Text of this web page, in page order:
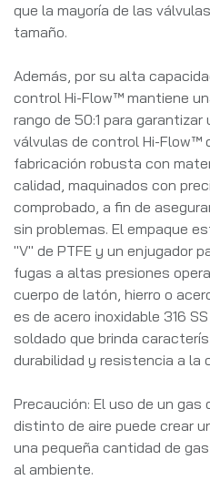
que la mayoría de las
tamaño.
Además, por su alta
control Hi-Flow™ mantiene
rango de 50:1 para
válvulas de control Hi-Flow™
fabricación robusta con
calidad, maquinados con
comprobado, a fin de
sin problemas. El empaque
"V" de PTFE y un enjugador
fugas a altas presiones
cuerpo de latón, hierro o
es de acero inoxidable 316
soldado que brinda
durabilidad y resistencia a la
Precaución: El uso de un
distinto de aire puede crear
una pequeña cantidad de
al ambiente.